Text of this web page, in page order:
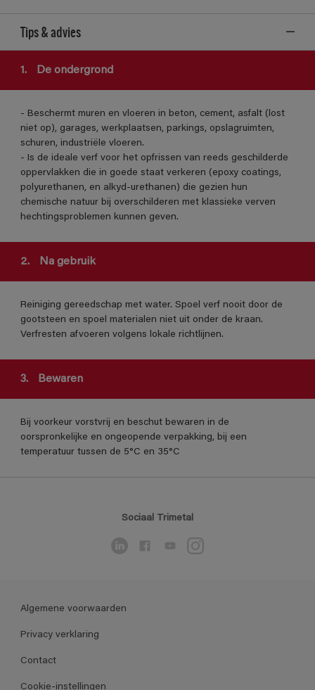
Tips & advies
1. De ondergrond
- Beschermt muren en vloeren in beton, cement, asfalt (lost
niet op), garages, werkplaatsen, parkings, opslagruimten,
schuren, industriële vloeren.
- Is de ideale verf voor het opfrissen van reeds geschilderde
oppervlakken die in goede staat verkeren (epoxy coatings,
polyurethanen, en alkyd-urethanen) die gezien hun
chemische natuur bij overschilderen met klassieke verven
hechtingsproblemen kunnen geven.
2. Na gebruik
Reiniging gereedschap met water. Spoel verf nooit door de
gootsteen en spoel materialen niet uit onder de kraan.
Verfresten afvoeren volgens lokale richtlijnen.
3. Bewaren
Bij voorkeur vorstvrij en beschut bewaren in de
oorspronkelijke en ongeopende verpakking, bij een
temperatuur tussen de 5°C en 35°C
Sociaal Trimetal
Algemene voorwaarden
Privacy verklaring
Contact
Cookie-instellingen